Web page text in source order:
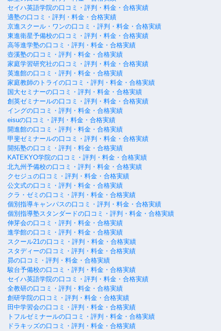
セイハ英語学院の口コミ・評判・料金・合格実績
適塾の口コミ・評判・料金・合格実績
京進スクール・ワンの口コミ・評判・料金・合格実績
東進衛星予備校の口コミ・評判・料金・合格実績
高等進学塾の口コミ・評判・料金・合格実績
壺溪塾の口コミ・評判・料金・合格実績
家庭学習研究社の口コミ・評判・料金・合格実績
英進館の口コミ・評判・料金・合格実績
家庭教師のトライの口コミ・評判・料金・合格実績
国大セミナーの口コミ・評判・料金・合格実績
創英ゼミナールの口コミ・評判・料金・合格実績
イングの口コミ・評判・料金・合格実績
eisuの口コミ・評判・料金・合格実績
開進館の口コミ・評判・料金・合格実績
甲斐ゼミナールの口コミ・評判・料金・合格実績
開拓塾の口コミ・評判・料金・合格実績
KATEKYO学院の口コミ・評判・料金・合格実績
北九州予備校の口コミ・評判・料金・合格実績
クセジュの口コミ・評判・料金・合格実績
公文式の口コミ・評判・料金・合格実績
クラ・ゼミの口コミ・評判・料金・合格実績
個別指導キャンパスの口コミ・評判・料金・合格実績
個別指導塾スタンダードの口コミ・評判・料金・合格実績
伸芽会の口コミ・評判・料金・合格実績
進学館の口コミ・評判・料金・合格実績
スクール21の口コミ・評判・料金・合格実績
スタディーの口コミ・評判・料金・合格実績
昴の口コミ・評判・料金・合格実績
駿台予備校の口コミ・評判・料金・合格実績
セイハ英語学院の口コミ・評判・料金・合格実績
全教研の口コミ・評判・料金・合格実績
創研学院の口コミ・評判・料金・合格実績
田中学習会の口コミ・評判・料金・合格実績
トフルゼミナールの口コミ・評判・料金・合格実績
ドラキッズの口コミ・評判・料金・合格実績